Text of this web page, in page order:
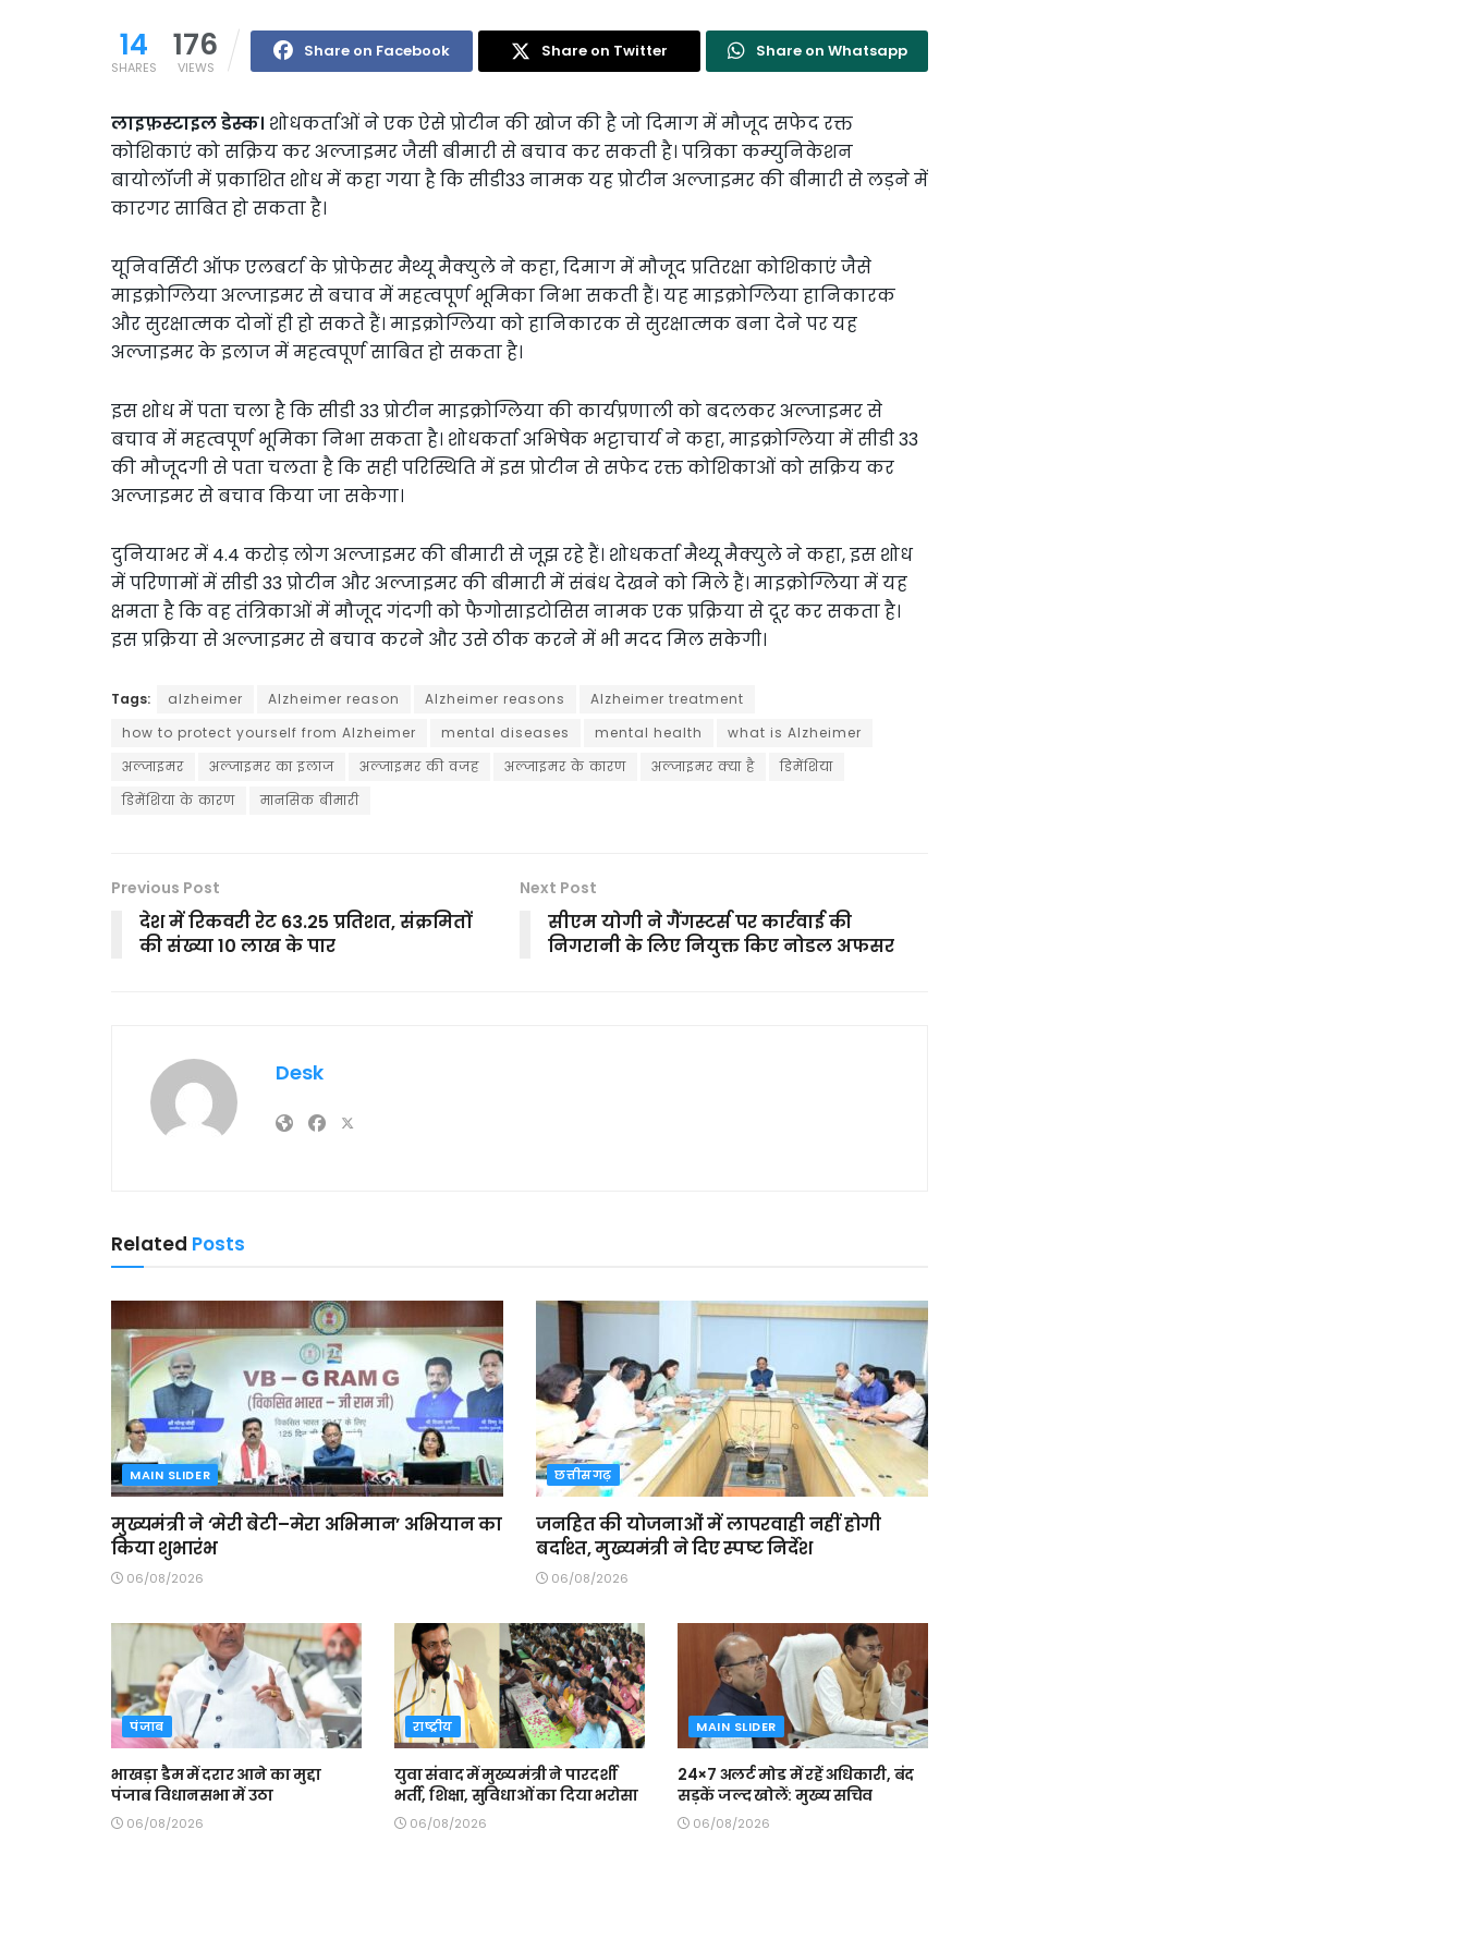
14
SHARES
176
VIEWS
Share on Facebook Share on Twitter Share on Whatsapp
लाइफ़स्टाइल डेस्क। शोधकर्ताओं ने एक ऐसे प्रोटीन की खोज की है जो दिमाग में मौजूद सफेद रक्त
कोशिकाएं को सक्रिय कर अल्जाइमर जैसी बीमारी से बचाव कर सकती है। पत्रिका कम्युनिकेशन
बायोलॉजी में प्रकाशित शोध में कहा गया है कि सीडी33 नामक यह प्रोटीन अल्जाइमर की बीमारी से लड़ने में
कारगर साबित हो सकता है।
यूनिवर्सिटी ऑफ एलबर्टा के प्रोफेसर मैथ्यू मैक्युले ने कहा, दिमाग में मौजूद प्रतिरक्षा कोशिकाएं जैसे
माइक्रोग्लिया अल्जाइमर से बचाव में महत्वपूर्ण भूमिका निभा सकती हैं। यह माइक्रोग्लिया हानिकारक
और सुरक्षात्मक दोनों ही हो सकते हैं। माइक्रोग्लिया को हानिकारक से सुरक्षात्मक बना देने पर यह
अल्जाइमर के इलाज में महत्वपूर्ण साबित हो सकता है।
इस शोध में पता चला है कि सीडी 33 प्रोटीन माइक्रोग्लिया की कार्यप्रणाली को बदलकर अल्जाइमर से
बचाव में महत्वपूर्ण भूमिका निभा सकता है। शोधकर्ता अभिषेक भट्टाचार्य ने कहा, माइक्रोग्लिया में सीडी 33
की मौजूदगी से पता चलता है कि सही परिस्थिति में इस प्रोटीन से सफेद रक्त कोशिकाओं को सक्रिय कर
अल्जाइमर से बचाव किया जा सकेगा।
दुनियाभर में 4.4 करोड़ लोग अल्जाइमर की बीमारी से जूझ रहे हैं। शोधकर्ता मैथ्यू मैक्युले ने कहा, इस शोध
में परिणामों में सीडी 33 प्रोटीन और अल्जाइमर की बीमारी में संबंध देखने को मिले हैं। माइक्रोग्लिया में यह
क्षमता है कि वह तंत्रिकाओं में मौजूद गंदगी को फैगोसाइटोसिस नामक एक प्रक्रिया से दूर कर सकता है।
इस प्रक्रिया से अल्जाइमर से बचाव करने और उसे ठीक करने में भी मदद मिल सकेगी।
Tags: alzheimer Alzheimer reason Alzheimer reasons
Alzheimer treatment
how to protect yourself from Alzheimer
mental diseases mental health
what is Alzheimer
अल्जाइमर
अल्जाइमर का इलाज अल्जाइमर की वजह अल्जाइमर के कारण अल्जाइमर क्या है
डिमेंशिया
डिमेंशिया के कारण
मानसिक बीमारी
Previous Post
देश में रिकवरी रेट 63.25 प्रतिशत, संक्रमितों
की संख्या 10 लाख के पार
Next Post
सीएम योगी ने गैंगस्टर्स पर कार्रवाई की
निगरानी के लिए नियुक्त किए नोडल अफसर
Desk
Related Posts
MAIN SLIDER
मुख्यमंत्री ने ‘मेरी बेटी–मेरा अभिमान’ अभियान का
किया शुभारंभ
06/08/2026
छत्तीसगढ़
जनहित की योजनाओं में लापरवाही नहीं होगी
बर्दाश्त, मुख्यमंत्री ने दिए स्पष्ट निर्देश
06/08/2026
पंजाब
भाखड़ा डैम में दरार आने का मुद्दा
पंजाब विधानसभा में उठा
06/08/2026
राष्ट्रीय
युवा संवाद में मुख्यमंत्री ने पारदर्शी
भर्ती, शिक्षा, सुविधाओं का दिया भरोसा
06/08/2026
MAIN SLIDER
24×7 अलर्ट मोड में रहें अधिकारी, बंद
सड़कें जल्द खोलें: मुख्य सचिव
06/08/2026